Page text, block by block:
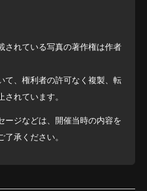
されている写真の著作権は作者
て、権利者の許可なく複製、転
されています。
ージなどは、開催当時の内容を
承ください。